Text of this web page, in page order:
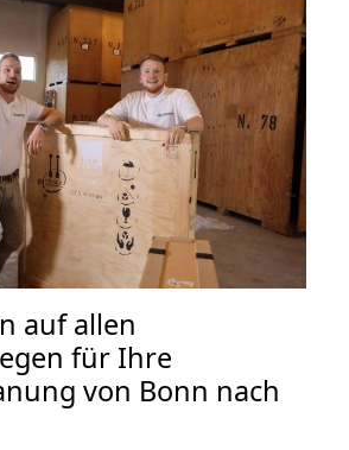
auf allen
für Ihre
von Bonn nach